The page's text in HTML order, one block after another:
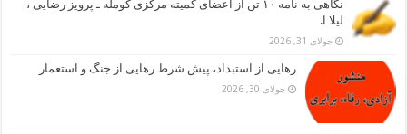
نگاهی به نامه ۱۰ تن از اعضای کمیته مرکزی کومله ـ پرویز رضایی ،
لیلا ا.
جولای 31, 2026
رهایی از استبداد، پیش شرط رهایی از جنگ و استعمار
جولای 30, 2026